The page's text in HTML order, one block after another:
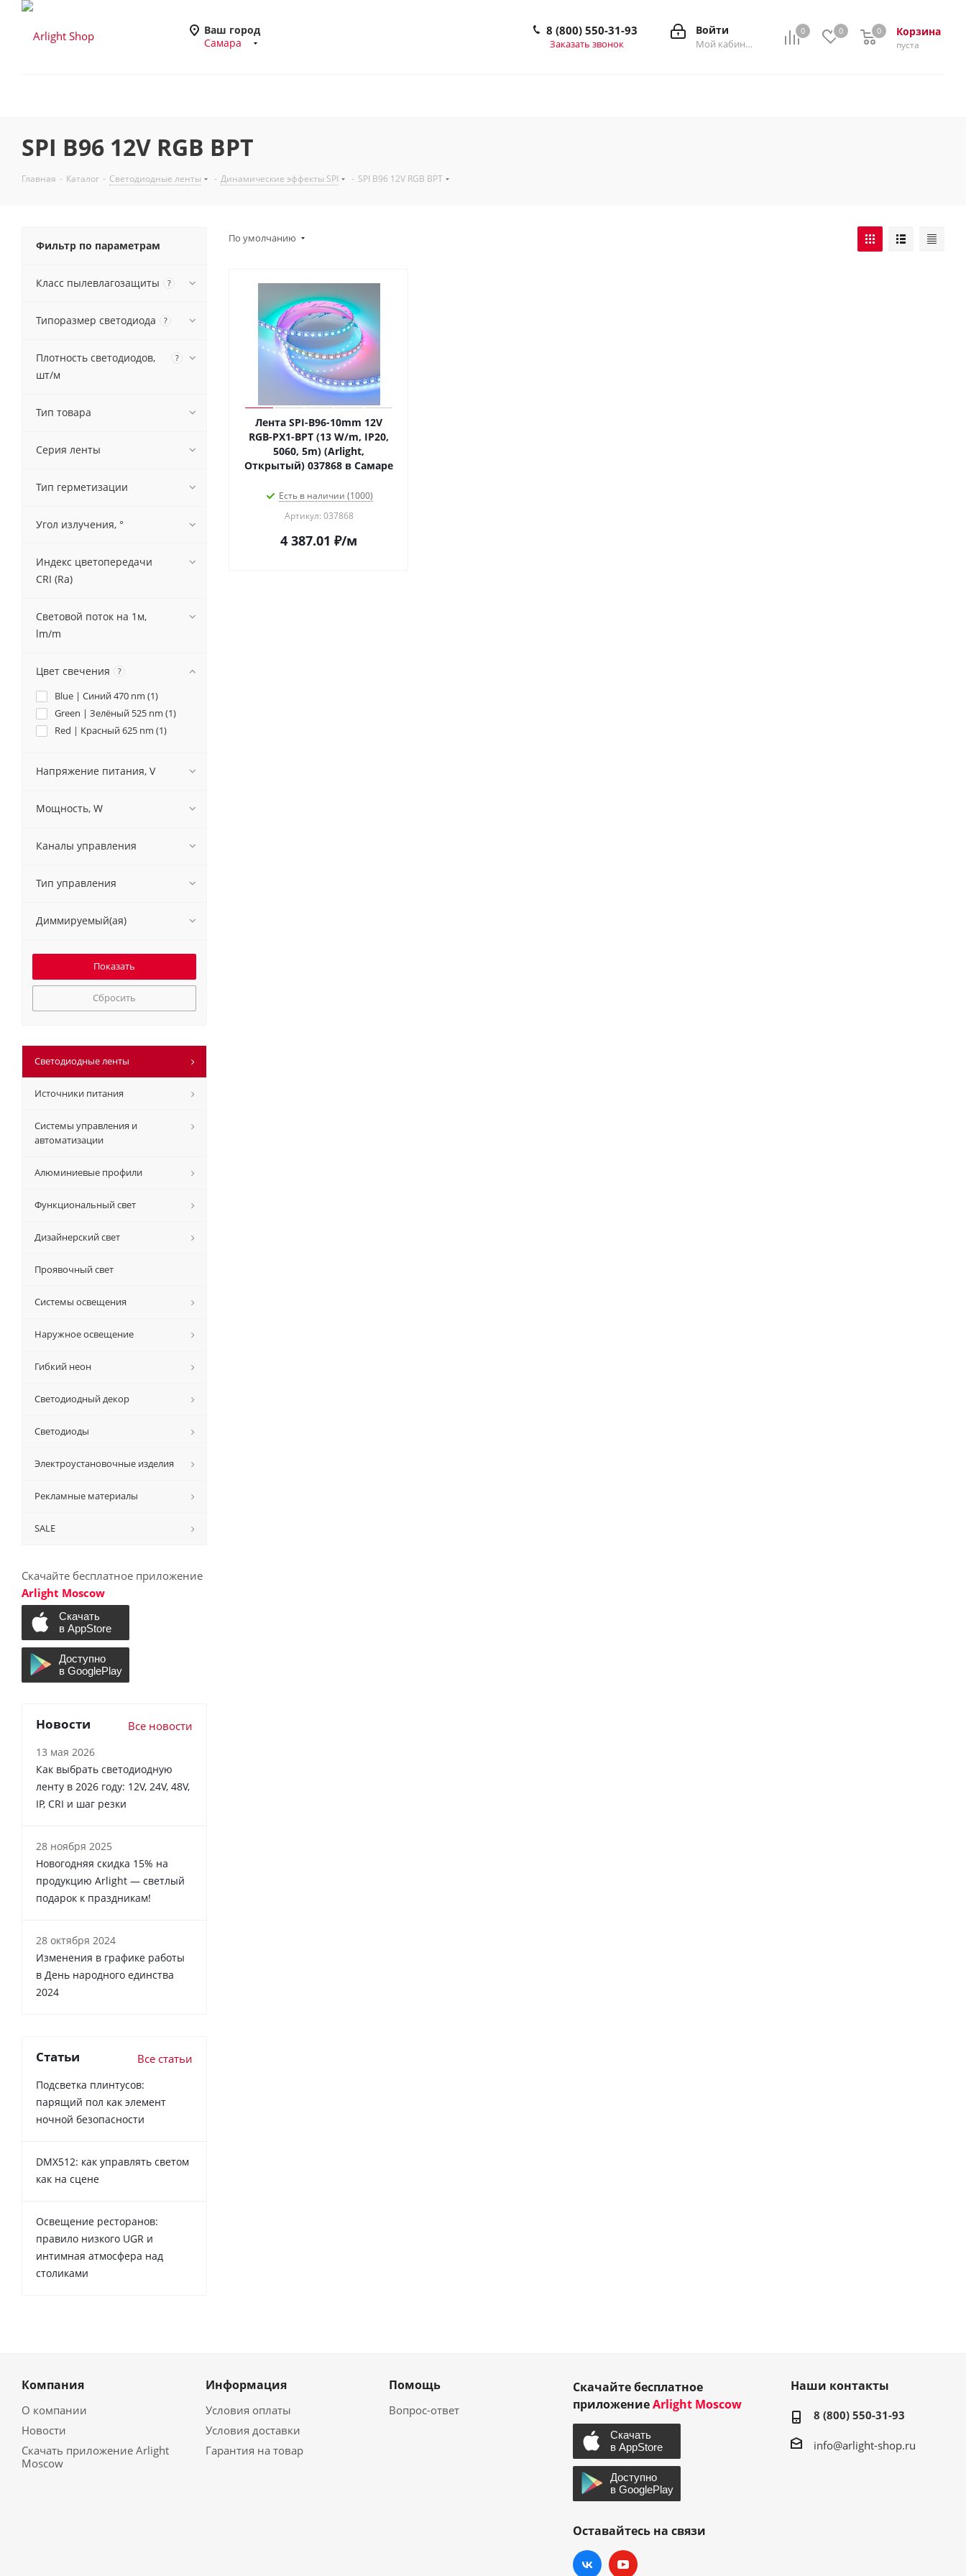
Ваш город
Самара
0 0 Корзина
0
пуста
0
Войти
Мой кабинет
8 (800) 550-31-93
Заказать звонок
SPI B96 12V RGB BPT
Главная - Каталог - Светодиодные ленты - Динамические эффекты SPI - SPI B96 12V RGB BPT
По умолчанию
Лента SPI-B96-10mm 12V
RGB-PX1-BPT (13 W/m, IP20,
5060, 5m) (Arlight,
Открытый) 037868 в Самаре
Есть в наличии (1000)
Артикул: 037868
4 387.01 ₽/м
Фильтр по параметрам
Класс пылевлагозащиты ?
Типоразмер светодиода ?
Плотность светодиодов,
шт/м
?
Тип товара
Серия ленты
Тип герметизации
Угол излучения, °
Индекс цветопередачи
CRI (Ra)
Световой поток на 1м,
lm/m
Цвет свечения ?
Blue | Синий 470 nm (1)
Green | Зелёный 525 nm (1)
Red | Красный 625 nm (1)
Напряжение питания, V
Мощность, W
Каналы управления
Тип управления
Диммируемый(ая)
Сбросить
Светодиодные ленты
Источники питания
Системы управления и
автоматизации
Алюминиевые профили
Функциональный свет
Дизайнерский свет
Проявочный свет
Системы освещения
Наружное освещение
Гибкий неон
Светодиодный декор
Светодиоды
Электроустановочные изделия
Рекламные материалы
SALE
Скачайте бесплатное приложение
Arlight Moscow
Новости Все новости
13 мая 2026
Как выбрать светодиодную
ленту в 2026 году: 12V, 24V, 48V,
IP, CRI и шаг резки
28 ноября 2025
Новогодняя скидка 15% на
продукцию Arlight — светлый
подарок к праздникам!
28 октября 2024
Изменения в графике работы
в День народного единства
2024
Статьи Все статьи
Подсветка плинтусов:
парящий пол как элемент
ночной безопасности
DMX512: как управлять светом
как на сцене
Освещение ресторанов:
правило низкого UGR и
интимная атмосфера над
столиками
Компания
О компании
Новости
Скачать приложение Arlight
Moscow
Информация
Условия оплаты
Условия доставки
Гарантия на товар
Помощь
Вопрос-ответ
Скачайте бесплатное
приложениеArlight Moscow
Оставайтесь на связи
Наши контакты
8 (800) 550-31-93
info@arlight-shop.ru